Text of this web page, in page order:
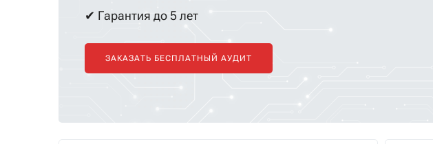
✔ Гарантия до 5 лет
ЗАКАЗАТЬ БЕСПЛАТНЫЙ АУДИТ